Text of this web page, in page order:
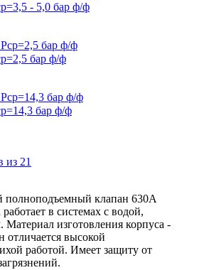
- 5,0 бар ф/ф
бар ф/ф
бар ф/ф
из 21
полноподъемный клапан 630A
в системах с водой,
Материал изготовления корпуса -
отличается высокой
работой. Имеет защиту от